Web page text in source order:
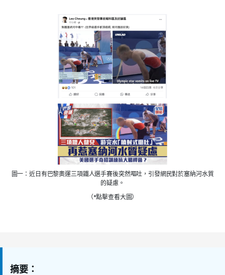
圖一：近日有巴黎奧運三項鐵人選手賽後突然嘔吐，引發網民對於塞納河水質
的疑慮。
（*點擊查看大圖）
摘要：